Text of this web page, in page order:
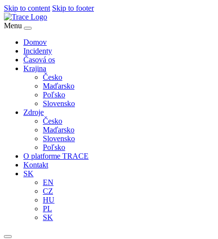
Skip to content Skip to footer
Menu
Domov
Incidenty
Časová os
Krajina
Česko
Maďarsko
Poľsko
Slovensko
Zdroje
Česko
Maďarsko
Slovensko
Poľsko
O platforme TRACE
Kontakt
SK
EN
CZ
HU
PL
SK